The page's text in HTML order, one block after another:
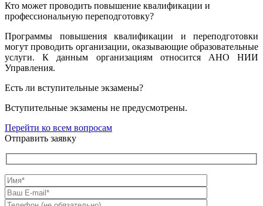
Кто может проводить повышение квалификации и
профессиональную переподготовку?
Программы повышения квалификации и переподготовки
могут проводить организации, оказывающие образовательные
услуги. К данным организациям относится АНО НИИ
Управления.
Есть ли вступительные экзамены?
Вступительные экзамены не предусмотрены.
Перейти ко всем вопросам
Отправить заявку